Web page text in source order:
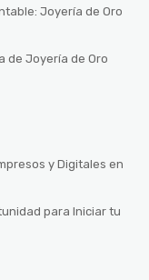
Joyería de Oro
de Joyería de Oro
y Digitales en
para Iniciar tu